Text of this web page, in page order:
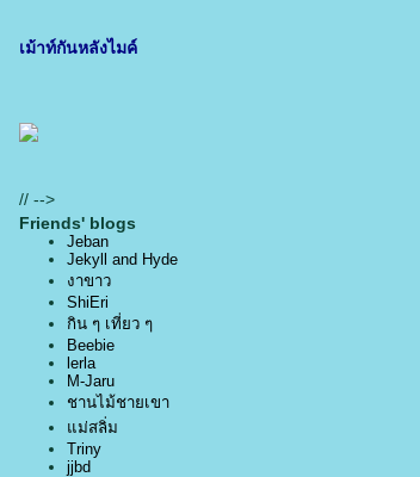
เม้าท์กันหลังไมค์
// -->
Friends' blogs
Jeban
Jekyll and Hyde
งาขาว
ShiEri
กิน ๆ เที่ยว ๆ
Beebie
lerla
M-Jaru
ชานไม้ชายเขา
ม่สลิ่ม
Triny
jjbd